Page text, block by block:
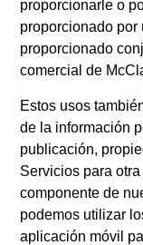
proporcionarle o
proporcionado por
proporcionado
comercial de
Estos usos
de la información
publicación,
Servicios para
componente de
podemos utilizar
aplicación móvil